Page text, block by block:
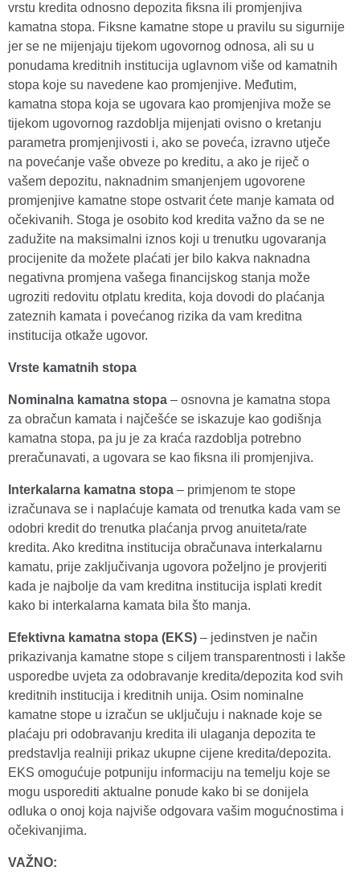
vrstu kredita odnosno depozita fiksna ili promjenjiva
kamatna stopa. Fiksne kamatne stope u pravilu su sigurnije
jer se ne mijenjaju tijekom ugovornog odnosa, ali su u
ponudama kreditnih institucija uglavnom više od kamatnih
stopa koje su navedene kao promjenjive. Međutim,
kamatna stopa koja se ugovara kao promjenjiva može se
tijekom ugovornog razdoblja mijenjati ovisno o kretanju
parametra promjenjivosti i, ako se poveća, izravno utječe
na povećanje vaše obveze po kreditu, a ako je riječ o
vašem depozitu, naknadnim smanjenjem ugovorene
promjenjive kamatne stope ostvarit ćete manje kamata od
očekivanih. Stoga je osobito kod kredita važno da se ne
zadužite na maksimalni iznos koji u trenutku ugovaranja
procijenite da možete plaćati jer bilo kakva naknadna
negativna promjena vašega financijskog stanja može
ugroziti redovitu otplatu kredita, koja dovodi do plaćanja
zateznih kamata i povećanog rizika da vam kreditna
institucija otkaže ugovor.
Vrste kamatnih stopa
Nominalna kamatna stopa – osnovna je kamatna stopa
za obračun kamata i najčešće se iskazuje kao godišnja
kamatna stopa, pa ju je za kraća razdoblja potrebno
preračunavati, a ugovara se kao fiksna ili promjenjiva.
Interkalarna kamatna stopa – primjenom te stope
izračunava se i naplaćuje kamata od trenutka kada vam se
odobri kredit do trenutka plaćanja prvog anuiteta/rate
kredita. Ako kreditna institucija obračunava interkalarnu
kamatu, prije zaključivanja ugovora poželjno je provjeriti
kada je najbolje da vam kreditna institucija isplati kredit
kako bi interkalarna kamata bila što manja.
Efektivna kamatna stopa (EKS) – jedinstven je način
prikazivanja kamatne stope s ciljem transparentnosti i lakše
usporedbe uvjeta za odobravanje kredita/depozita kod svih
kreditnih institucija i kreditnih unija. Osim nominalne
kamatne stope u izračun se uključuju i naknade koje se
plaćaju pri odobravanju kredita ili ulaganja depozita te
predstavlja realniji prikaz ukupne cijene kredita/depozita.
EKS omogućuje potpuniju informaciju na temelju koje se
mogu usporediti aktualne ponude kako bi se donijela
odluka o onoj koja najviše odgovara vašim mogućnostima i
očekivanjima.
VAŽNO: